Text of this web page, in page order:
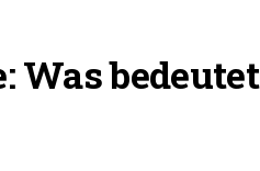
Was bedeutet